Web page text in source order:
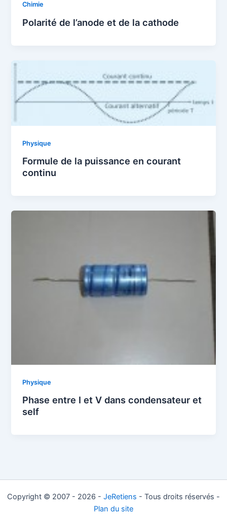
Chimie
Polarité de l’anode et de la cathode
Physique
Formule de la puissance en courant
continu
Physique
Phase entre I et V dans condensateur et
self
Copyright © 2007 - 2026 - JeRetiens - Tous droits réservés -
Plan du site